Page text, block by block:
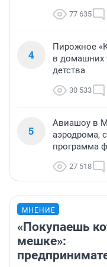
77 635
4
Пирожное
в домашних
детства
30 533
5
Авиашоу в
аэродрома,
программа
27 518
МНЕНИЕ
«Покупаешь
мешке»: